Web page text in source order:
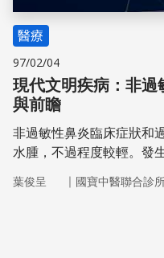
醫療
97/02/04
現代文明疾病：非過
與前瞻
非過敏性鼻炎臨床症狀和
水腫，不過程度較輕。發
葉俊呈 ｜ 國寶中醫聯合診